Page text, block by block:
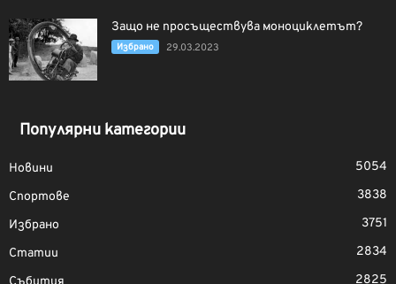
Защо не просъществува моноциклетът?
Избрано 29.03.2023
Популярни категории
Новини
5054
Спортове
3838
Избрано
3751
Статии
2834
2825